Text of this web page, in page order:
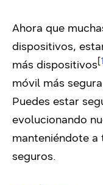
Ahora que
dispositivos,
más dispositivos[
móvil más
Puedes estar
evolucionando
manteniéndote
seguros.